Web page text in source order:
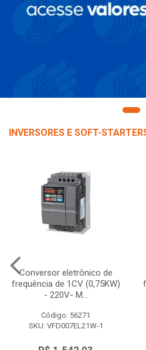
INVERSORES E SOFT-
Conversor eletrônico de
frequência de 1CV (0,75KW)
- 220V- M...
Código: 56271
SKU: VFD007EL21W-1